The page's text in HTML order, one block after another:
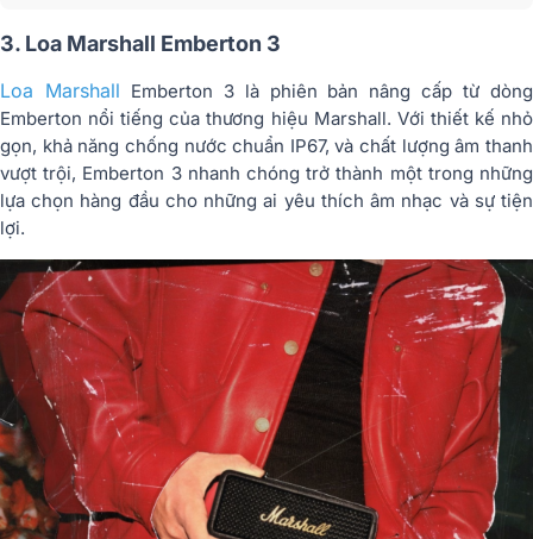
3. Loa Marshall Emberton 3
Loa Marshall Emberton 3 là phiên bản nâng cấp từ dòng
Emberton nổi tiếng của thương hiệu Marshall. Với thiết kế nhỏ
gọn, khả năng chống nước chuẩn IP67, và chất lượng âm thanh
vượt trội, Emberton 3 nhanh chóng trở thành một trong những
lựa chọn hàng đầu cho những ai yêu thích âm nhạc và sự tiện
lợi.